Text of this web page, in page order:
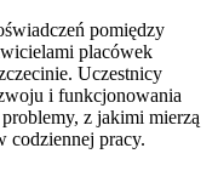
pomiędzy
placówek
Uczestnicy
i funkcjonowania
z jakimi mierzą
codziennej pracy.